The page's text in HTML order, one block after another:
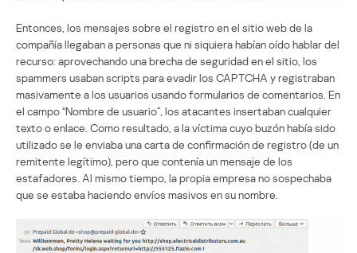
Entonces, los mensajes sobre el registro en el sitio web de la
compañía llegaban a personas que ni siquiera habían oído hablar del
recurso: aprovechando una brecha de seguridad en el sitio, los
spammers usaban scripts para evadir los CAPTCHA y registraban
masivamente a los usuarios usando formularios de comentarios. En
el campo “Nombre de usuario”, los atacantes insertaban cualquier
texto o enlace. Como resultado, a la víctima cuyo buzón había sido
utilizado se le enviaba una carta de confirmación de registro (de un
remitente legítimo), pero que contenía un mensaje de los
estafadores. Al mismo tiempo, la propia empresa no sospechaba
que se estaba haciendo envíos masivos en su nombre.